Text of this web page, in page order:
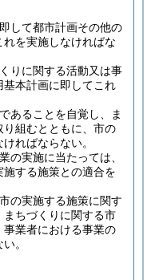
して都市計画その他の
を実施しなければな
りに関する活動又は事
本計画に即してこれ
あることを自覚し、ま
組むとともに、市の
ればならない。
の実施に当たっては、
する施策との適合を
の実施する施策に関す
ちづくりに関する市
事業者における事業の
。